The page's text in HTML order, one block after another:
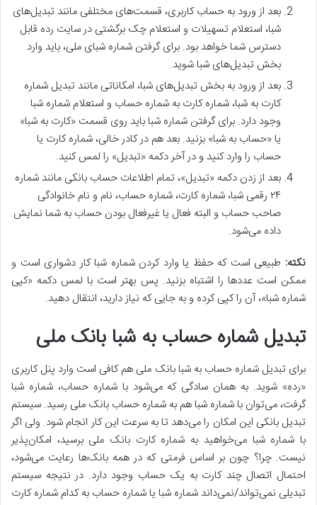
بعد از ورود به حساب کاربری، قسمت‌های مختلفی مانند تبدیل‌های
شبا، استعلام تسهیلات و استعلام چک برگشتی در سایت رده قابل
دسترس شما خواهد بود. برای گرفتن شماره شبای ملی، باید وارد
بخش تبدیل‌های شبا شوید.
بعد از ورود به بخش تبدیل‌های شبا، امکاناتی مانند تبدیل شماره
کارت به شبا، شماره کارت به شماره حساب و استعلام شماره شبا
وجود دارد. برای گرفتن شماره شبا باید روی قسمت «کارت به شبا»
یا «حساب به شبا» بزنید. بعد هم در کادر خالی، شماره کارت یا
حساب‌ را وارد کنید و در آخر دکمه «تبدیل» را لمس کنید.
بعد از زدن دکمه «تبدیل»، تمام اطلاعات حساب بانکی مانند شماره
۲۴ رقمی شبا، شماره کارت، شماره حساب، نام و نام خانوادگی
صاحب حساب و البته فعال یا غیرفعال بودن حساب به شما نمایش
داده می‌شود.
نکته: طبیعی است که حفظ یا وارد کردن شماره شبا کار دشواری است و
ممکن است عددها را اشتباه بزنید. پس بهتر است با لمس دکمه «کپی
شماره شبا»، آن را کپی کرده و به جایی که نیاز دارید، انتقال دهید.
تبدیل شماره حساب به شبا بانک ملی
برای تبدیل شماره حساب به شبا بانک ملی هم کافی است وارد پنل کاربری
«رده» شوید. به همان سادگی که می‌شود با شماره حساب، شماره شبا
گرفت، می‌توان با شماره شبا هم به شماره حساب بانک ملی رسید. سیستم
تبدیل بانکی این امکان را می‌دهد تا به سرعت این کار انجام شود. ولی اگر
با شماره شبا می‌خواهید به شماره کارت بانک ملی برسید، امکان‌پذیر
نیست. چرا؟ چون بر اساس فرمتی که در همه بانک‌ها رعایت می‌شود،
احتمال اتصال چند کارت به یک حساب وجود دارد. در نتیجه سیستم
تبدیلی نمی‌تواند/نمی‌داند شماره شبا یا شماره حساب به کدام شماره کارت